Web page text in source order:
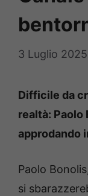
3 Luglio 2025
Difficile da
realtà: Paolo
approdando
Paolo
si